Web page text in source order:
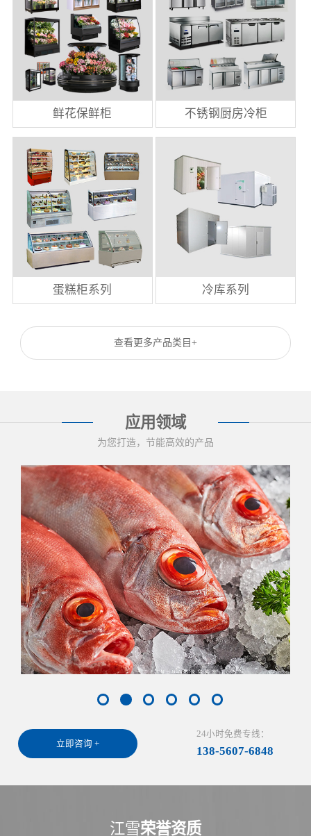
鲜花保鲜柜 不锈钢厨房冷柜
蛋糕柜系列 冷库系列
查看更多产品类目+
应用领域
为您打造，节能高效的产品
立即咨询 +
24小时免费专线：
138-5607-6848
江雪荣誉资质